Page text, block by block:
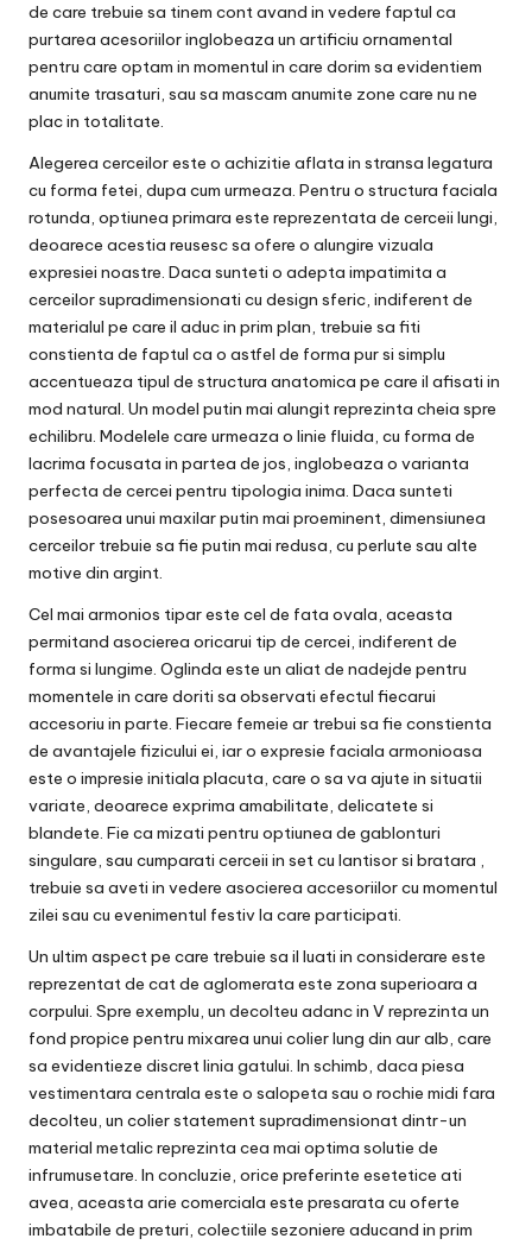
de care trebuie sa tinem cont avand in vedere faptul ca
purtarea acesoriilor inglobeaza un artificiu ornamental
pentru care optam in momentul in care dorim sa evidentiem
anumite trasaturi, sau sa mascam anumite zone care nu ne
plac in totalitate.
Alegerea cerceilor este o achizitie aflata in stransa legatura
cu forma fetei, dupa cum urmeaza. Pentru o structura faciala
rotunda, optiunea primara este reprezentata de cerceii lungi,
deoarece acestia reusesc sa ofere o alungire vizuala
expresiei noastre. Daca sunteti o adepta impatimita a
cerceilor supradimensionati cu design sferic, indiferent de
materialul pe care il aduc in prim plan, trebuie sa fiti
constienta de faptul ca o astfel de forma pur si simplu
accentueaza tipul de structura anatomica pe care il afisati in
mod natural. Un model putin mai alungit reprezinta cheia spre
echilibru. Modelele care urmeaza o linie fluida, cu forma de
lacrima focusata in partea de jos, inglobeaza o varianta
perfecta de cercei pentru tipologia inima. Daca sunteti
posesoarea unui maxilar putin mai proeminent, dimensiunea
cerceilor trebuie sa fie putin mai redusa, cu perlute sau alte
motive din argint.
Cel mai armonios tipar este cel de fata ovala, aceasta
permitand asocierea oricarui tip de cercei, indiferent de
forma si lungime. Oglinda este un aliat de nadejde pentru
momentele in care doriti sa observati efectul fiecarui
accesoriu in parte. Fiecare femeie ar trebui sa fie constienta
de avantajele fizicului ei, iar o expresie faciala armonioasa
este o impresie initiala placuta, care o sa va ajute in situatii
variate, deoarece exprima amabilitate, delicatete si
blandete. Fie ca mizati pentru optiunea de gablonturi
singulare, sau cumparati cerceii in set cu lantisor si bratara ,
trebuie sa aveti in vedere asocierea accesoriilor cu momentul
zilei sau cu evenimentul festiv la care participati.
Un ultim aspect pe care trebuie sa il luati in considerare este
reprezentat de cat de aglomerata este zona superioara a
corpului. Spre exemplu, un decolteu adanc in V reprezinta un
fond propice pentru mixarea unui colier lung din aur alb, care
sa evidentieze discret linia gatului. In schimb, daca piesa
vestimentara centrala este o salopeta sau o rochie midi fara
decolteu, un colier statement supradimensionat dintr-un
material metalic reprezinta cea mai optima solutie de
infrumusetare. In concluzie, orice preferinte esetetice ati
avea, aceasta arie comerciala este presarata cu oferte
imbatabile de preturi, colectiile sezoniere aducand in prim